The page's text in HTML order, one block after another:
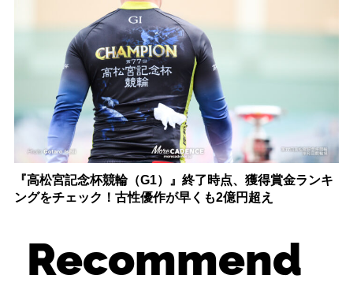
『高松宮記念杯競輪（G1）』終了時点、獲得賞金ランキ
ングをチェック！古性優作が早くも2億円超え
Recommend